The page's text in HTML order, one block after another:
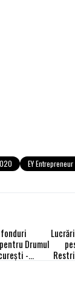
EY
Drumul
-